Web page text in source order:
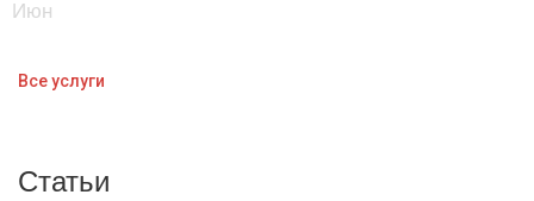
Июн
Все услуги
Статьи